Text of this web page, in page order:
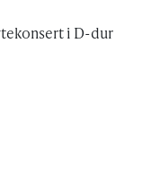
i D-dur